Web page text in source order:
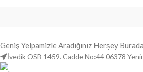
Geniş Yelpamizle Aradığınız Herşey Burada
İvedik OSB 1459. Cadde No:44 06378